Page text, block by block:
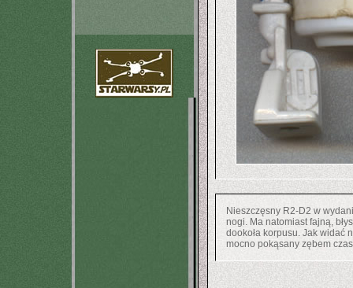
Nieszczęsny R2-D2 w
nogi. Ma natomiast fajną,
dookoła korpusu. Jak widać
mocno pokąsany zębem